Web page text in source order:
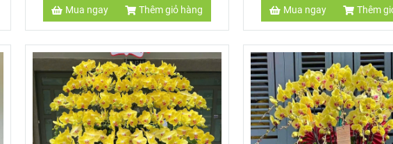
Mua ngay Thêm giỏ hàng Mua ngay Thêm